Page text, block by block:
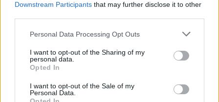
Downstream Participants that may further disclose it to other
Personal Data Processing Opt Outs
I want to opt-out of the Sharing of my
personal data.
Opted In
I want to opt-out of the Sale of my
Personal Data.
Fourlis: Συμφωνία για την πώληση συμμετοχής στο Sofia South Ring
Χρηματιστήριο Αθηνών:
Εβδομαδιαία άνοδος 1,76%,
του Γρηγόρη Δημητριάδη - Ο